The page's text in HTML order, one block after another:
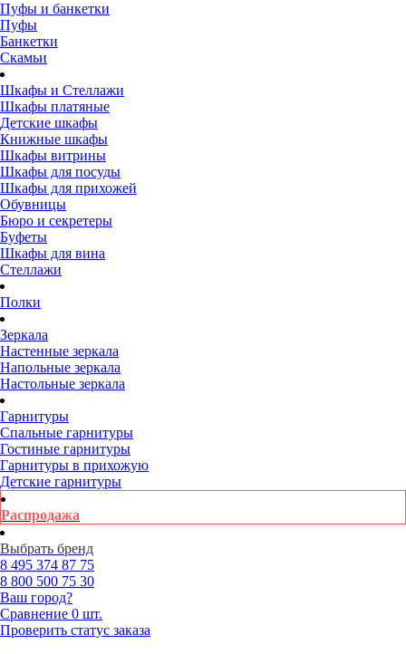
Пуфы и банкетки
Пуфы
Банкетки
Скамьи
Шкафы и Стеллажи
Шкафы платяные
Детские шкафы
Книжные шкафы
Шкафы витрины
Шкафы для посуды
Шкафы для прихожей
Обувницы
Бюро и секретеры
Буфеты
Шкафы для вина
Стеллажи
Полки
Зеркала
Настенные зеркала
Напольные зеркала
Настольные зеркала
Гарнитуры
Спальные гарнитуры
Гостиные гарнитуры
Гарнитуры в прихожую
Детские гарнитуры
Распродажа
Выбрать бренд
8 495 374 87 75
8 800 500 75 30
Ваш город?
Сравнение 0 шт.
Проверить статус заказа